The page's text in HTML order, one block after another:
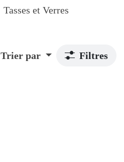
Tasses et Verres
Trier par Filtres